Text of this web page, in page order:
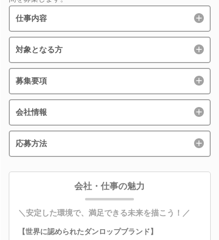
仕事内容
対象となる方
募集要項
会社情報
応募方法
会社・仕事の魅力
＼安定した環境で、満足できる未来を描こう！／
【世界に認められたダンロップブランド】